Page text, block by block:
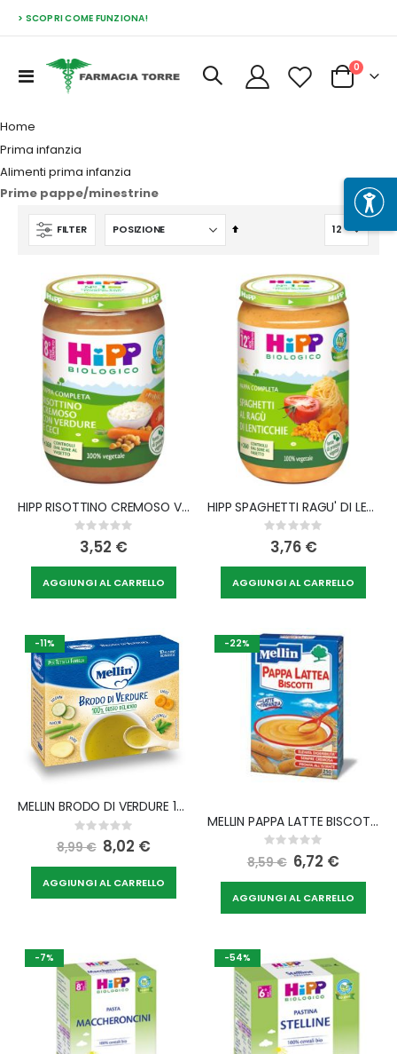
> SCOPRI COME FUNZIONA!
Toggle
Cart
0
Home
Prima infanzia
Alimenti prima infanzia
Prime pappe/minestrine
FILTER
Imposta
decrescente
HIPP RISOTTINO CREMOSO VERDURE CECI 220 G
Rating:
0%
3,52 €
AGGIUNGI AL CARRELLO
HIPP SPAGHETTI RAGU' DI LENTICCHIE 250 G
Rating:
0%
3,76 €
AGGIUNGI AL CARRELLO
-11%
MELLIN BRODO DI VERDURE 10 X 8 G
Rating:
0%
8,99 € Special
Price
8,02 €
AGGIUNGI AL CARRELLO
-22%
MELLIN PAPPA LATTE BISCOTTI 250 G NUOVO FORMATO
Rating:
0%
8,59 € Special
Price
6,72 €
AGGIUNGI AL CARRELLO
-7% -54%